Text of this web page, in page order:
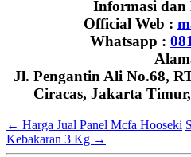
Informasi dan
Official Web :
Whatsapp :
Jl. Pengantin Ali No.68,
Ciracas, Jakarta
← Harga Jual Panel Mcfa Hooseki
Kebakaran 3 Kg →